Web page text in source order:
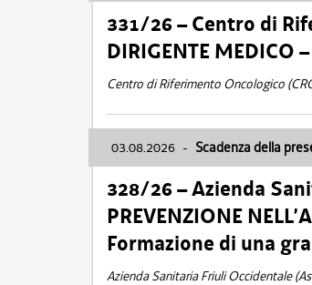
331/26 – Centro di
DIRIGENTE MEDICO
Centro di Riferimento Oncologico
03.08.2026 - Scadenza della
328/26 – Azienda
PREVENZIONE
Formazione di una
Azienda Sanitaria Friuli Occidentale